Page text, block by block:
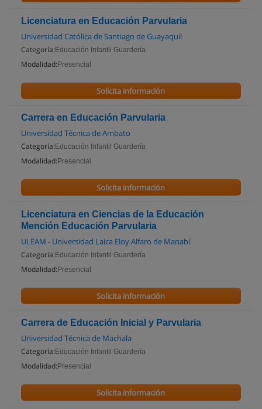
Licenciatura en Educación Parvularia
Universidad Católica de Santiago de Guayaquil
Categoría: Educación Infantil Guardería
Modalidad: Presencial
Solicita información
Carrera en Educación Parvularia
Universidad Técnica de Ambato
Categoría: Educación Infantil Guardería
Modalidad: Presencial
Solicita información
Licenciatura en Ciencias de la Educación
Mención Educación Parvularia
ULEAM - Universidad Laica Eloy Alfaro de Manabí
Categoría: Educación Infantil Guardería
Modalidad: Presencial
Solicita información
Carrera de Educación Inicial y Parvularia
Universidad Técnica de Machala
Categoría: Educación Infantil Guardería
Modalidad: Presencial
Solicita información